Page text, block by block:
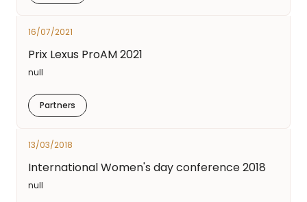
16/07/2021
Prix Lexus ProAM 2021
null
Partners
13/03/2018
International Women's day conference 2018
null